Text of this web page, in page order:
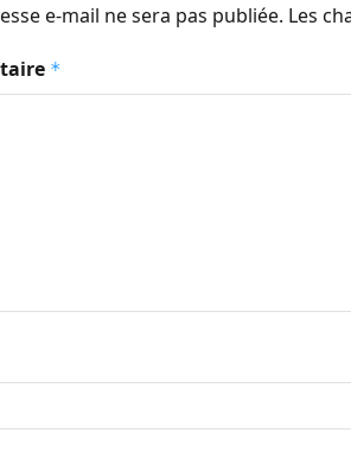
e-mail ne sera pas publiée. Les
*